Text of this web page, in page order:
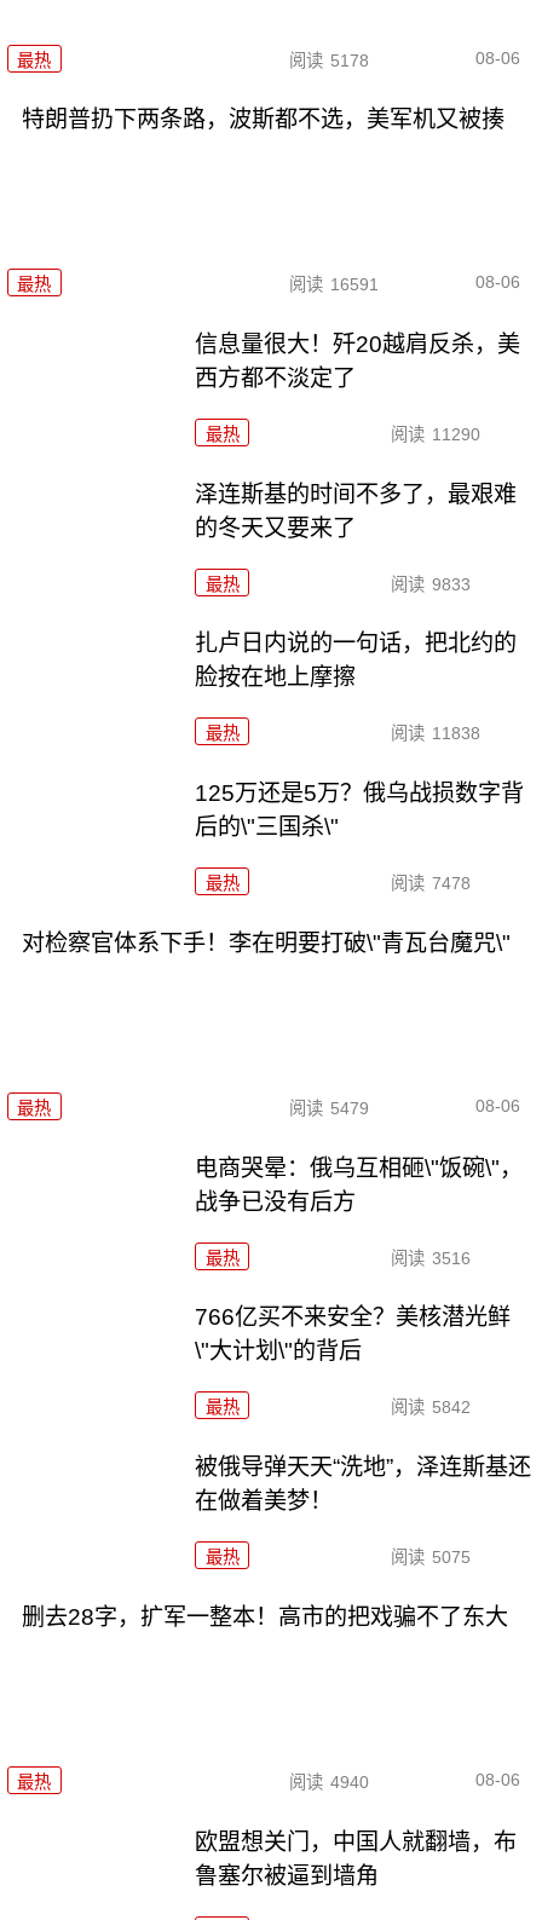
最热 阅读 5178 08-06
特朗普扔下两条路，波斯都不选，美军机又被揍
最热 阅读 16591 08-06
信息量很大！歼20越肩反杀，美
西方都不淡定了
最热 阅读 11290
泽连斯基的时间不多了，最艰难
的冬天又要来了
最热 阅读 9833
扎卢日内说的一句话，把北约的
脸按在地上摩擦
最热 阅读 11838
125万还是5万？俄乌战损数字背
后的\"三国杀\"
最热 阅读 7478
对检察官体系下手！李在明要打破\"青瓦台魔咒\"
最热 阅读 5479 08-06
电商哭晕：俄乌互相砸\"饭碗\"，
战争已没有后方
最热 阅读 3516
766亿买不来安全？美核潜光鲜
\"大计划\"的背后
最热 阅读 5842
被俄导弹天天“洗地”，泽连斯基还
在做着美梦！
最热 阅读 5075
删去28字，扩军一整本！高市的把戏骗不了东大
最热 阅读 4940 08-06
欧盟想关门，中国人就翻墙，布
鲁塞尔被逼到墙角